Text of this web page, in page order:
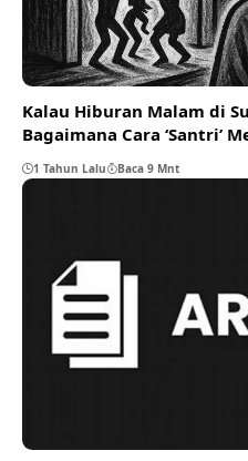
Kalau Hiburan Malam di
Bagaimana Cara ‘Santri’
1 Tahun Lalu Baca 9 Mnt